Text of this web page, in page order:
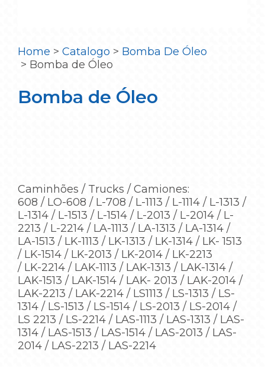
Home > Catalogo > Bomba De Óleo
> Bomba de Óleo
Bomba de Óleo
Caminhões / Trucks / Camiones:
608 / LO-608 / L-708 / L-1113 / L-1114 / L-1313 /
L-1314 / L-1513 / L-1514 / L-2013 / L-2014 / L-
2213 / L-2214 / LA-1113 / LA-1313 / LA-1314 /
LA-1513 / LK-1113 / LK-1313 / LK-1314 / LK- 1513
/ LK-1514 / LK-2013 / LK-2014 / LK-2213
/ LK-2214 / LAK-1113 / LAK-1313 / LAK-1314 /
LAK-1513 / LAK-1514 / LAK- 2013 / LAK-2014 /
LAK-2213 / LAK-2214 / LS1113 / LS-1313 / LS-
1314 / LS-1513 / LS-1514 / LS-2013 / LS-2014 /
LS 2213 / LS-2214 / LAS-1113 / LAS-1313 / LAS-
1314 / LAS-1513 / LAS-1514 / LAS-2013 / LAS-
2014 / LAS-2213 / LAS-2214